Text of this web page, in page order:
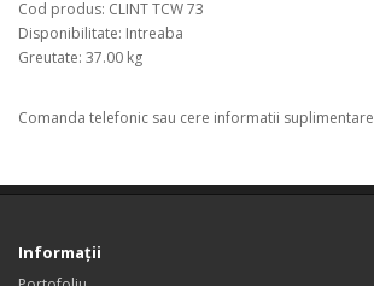
Cod produs: CLINT TCW 73
Disponibilitate: Intreaba
Greutate: 37.00 kg
Comanda telefonic sau cere informatii suplimentare
Informaţii